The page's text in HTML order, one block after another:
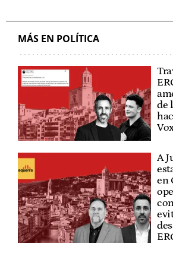
MÁS EN POLÍTICA
de
A
en